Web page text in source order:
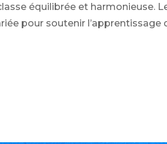
équilibrée et harmonieuse.
pour soutenir l’apprentissage